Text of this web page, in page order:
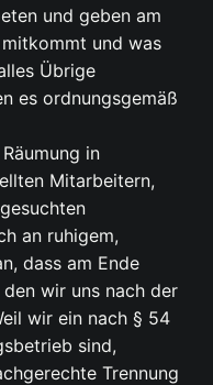
und geben am
mitkommt und was
Übrige
es ordnungsgemäß
in
Mitarbeitern,
an ruhigem,
dass am Ende
wir uns nach der
wir ein nach § 54
sind,
Trennung